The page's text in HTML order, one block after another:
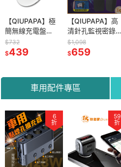
【QIUPAPA】極
簡無線充電盤
15W 無線充電 無
線充電盤 iphone
機充電盤
$732
$439
【QIUPAPA】高
清針孔監視密錄
器攝影機 秘錄器
微型攝影機
密錄器 攝影機
$1,098
$659
車用配件專區
6
折
59
折
59
折
59
折